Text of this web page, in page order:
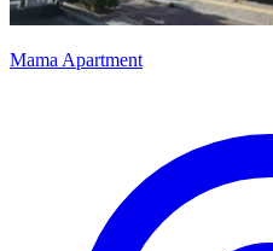
Mama Apartment